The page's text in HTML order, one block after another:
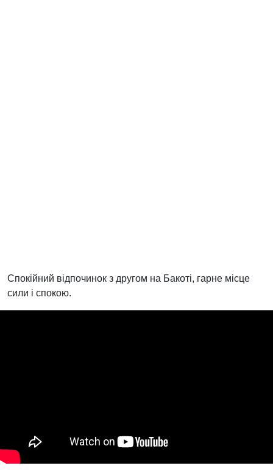
Спокійний відпочинок з другом на Бакоті, гарне місце
сили і спокою.